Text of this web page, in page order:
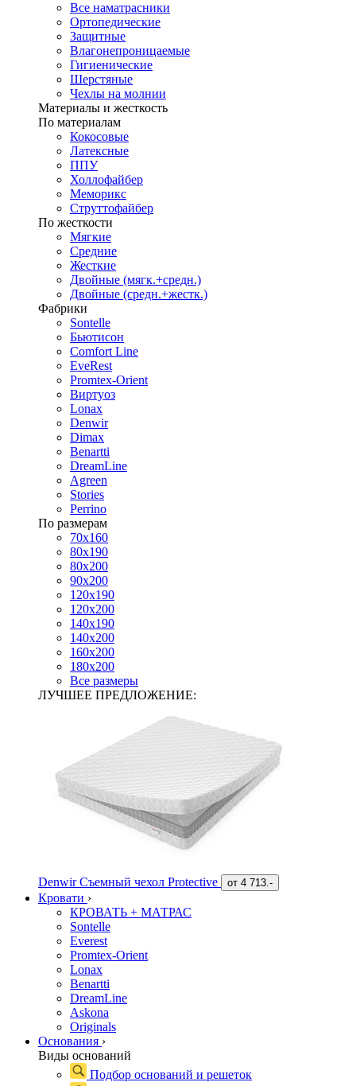
Все наматрасники
Ортопедические
Защитные
Влагонепроницаемые
Гигиенические
Шерстяные
Чехлы на молнии
Материалы и жесткость
По материалам
Кокосовые
Латексные
ППУ
Холлофайбер
Меморикс
Струттофайбер
По жесткости
Мягкие
Средние
Жесткие
Двойные (мягк.+средн.)
Двойные (средн.+жестк.)
Фабрики
Sontelle
Бьютисон
Comfort Line
EveRest
Promtex-Orient
Виртуоз
Lonax
Denwir
Dimax
Benartti
DreamLine
Agreen
Stories
Perrino
По размерам
70х160
80х190
80х200
90х200
120х190
120х200
140х190
140х200
160х200
180х200
Все размеры
ЛУЧШЕЕ ПРЕДЛОЖЕНИЕ:
Denwir Съемный чехол Protective от 4 713.-
Кровати ›
КРОВАТЬ + МАТРАС
Sontelle
Everest
Promtex-Orient
Lonax
Benartti
DreamLine
Askona
Originals
Основания ›
Виды оснований
Подбор оснований и решеток